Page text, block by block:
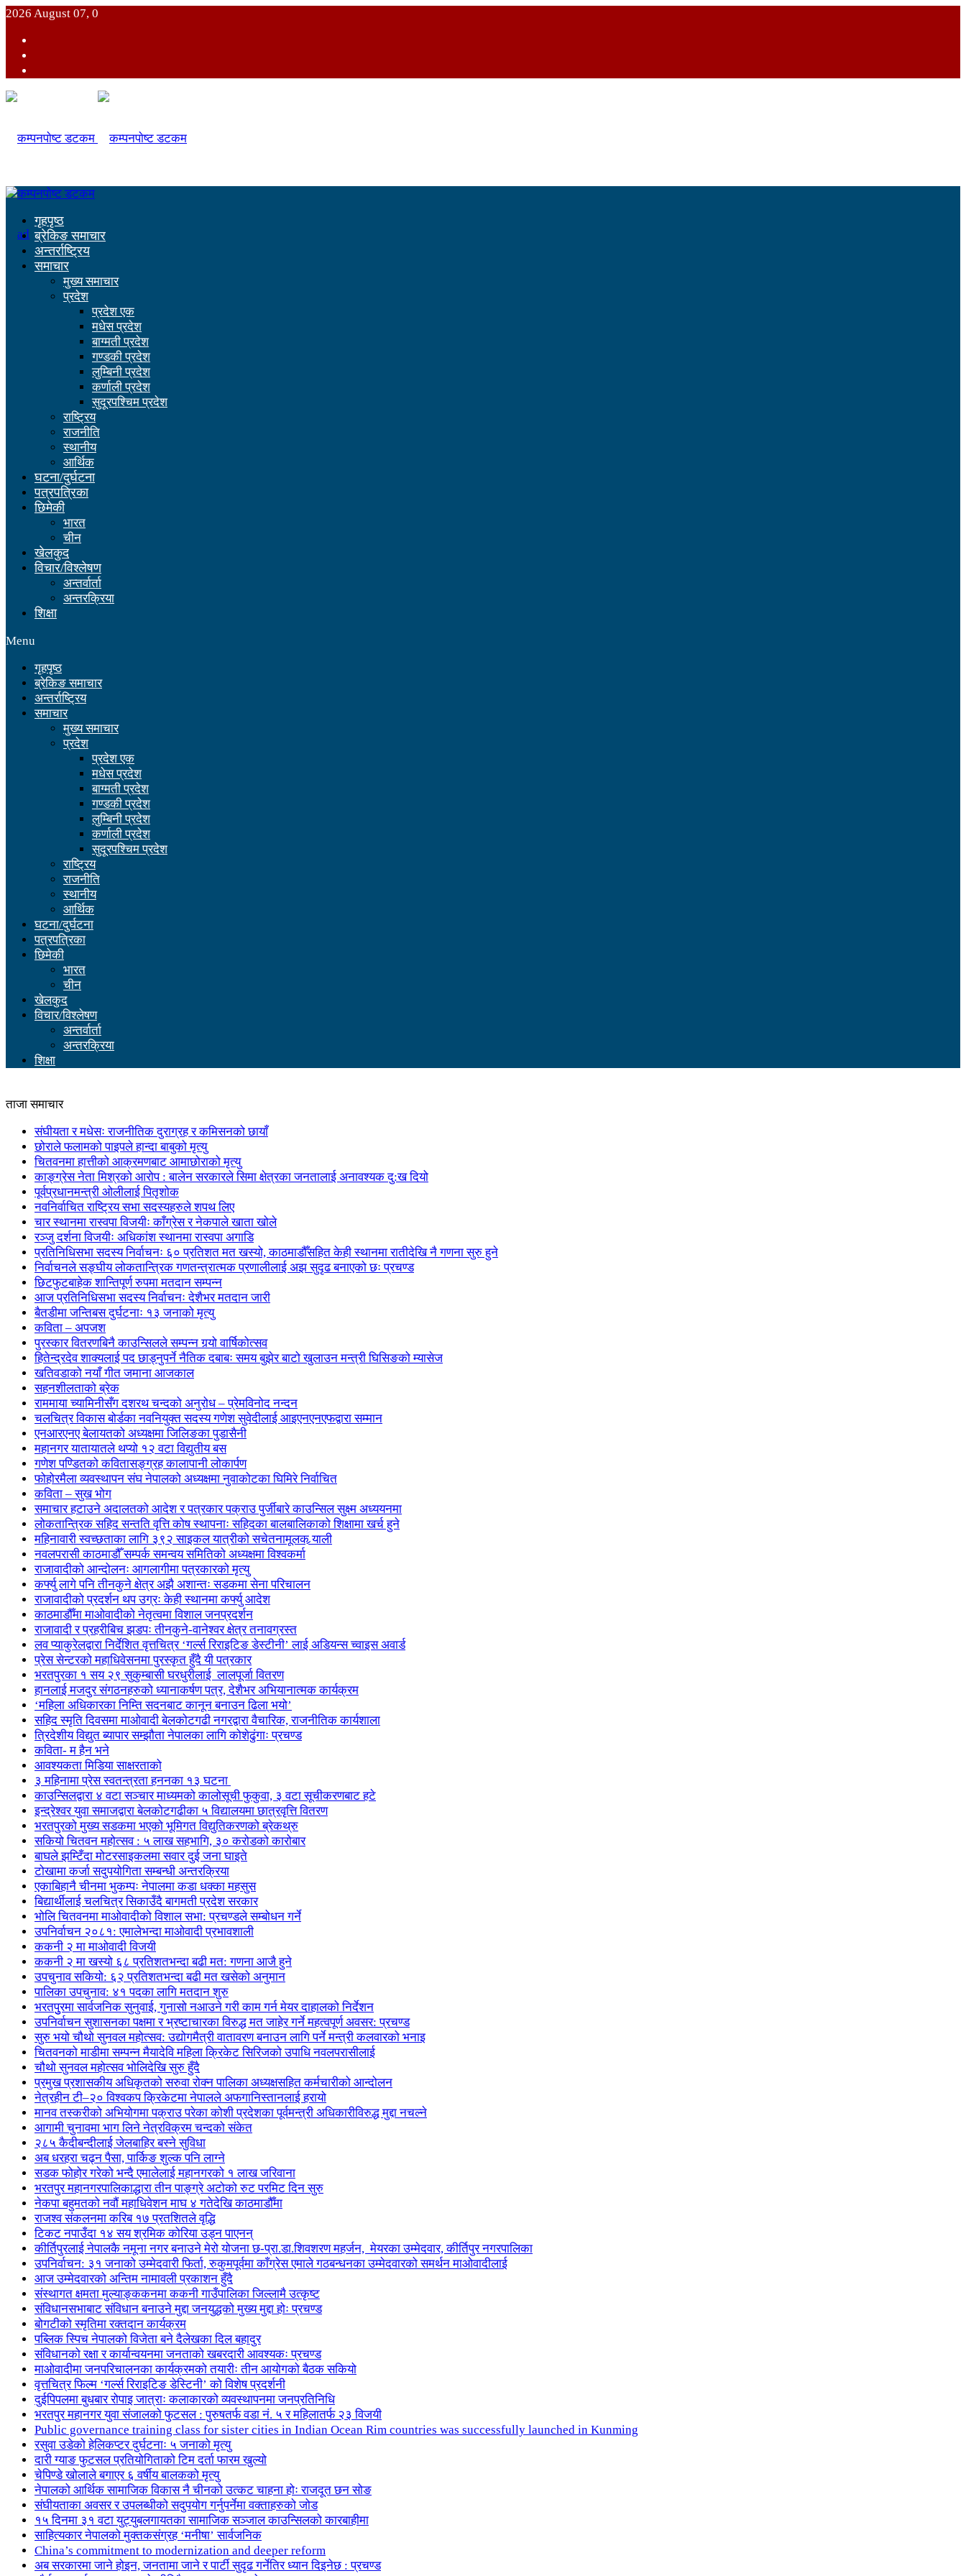
2026 August 07, 0
गृहपृष्ठ
ब्रेकिङ समाचार
अन्तर्राष्ट्रिय
समाचार
मुख्य समाचार
प्रदेश
प्रदेश एक
मधेस प्रदेश
बाग्मती प्रदेश
गण्डकी प्रदेश
लुम्बिनी प्रदेश
कर्णाली प्रदेश
सुदूरपश्चिम प्रदेश
राष्ट्रिय
राजनीति
स्थानीय
आर्थिक
घटना/दुर्घटना
पत्रपत्रिका
छिमेकी
भारत
चीन
खेलकुद
विचार/विश्लेषण
अन्तर्वार्ता
अन्तरक्रिया
शिक्षा
Menu
गृहपृष्ठ
ब्रेकिङ समाचार
अन्तर्राष्ट्रिय
समाचार
मुख्य समाचार
प्रदेश
प्रदेश एक
मधेस प्रदेश
बाग्मती प्रदेश
गण्डकी प्रदेश
लुम्बिनी प्रदेश
कर्णाली प्रदेश
सुदूरपश्चिम प्रदेश
राष्ट्रिय
राजनीति
स्थानीय
आर्थिक
घटना/दुर्घटना
पत्रपत्रिका
छिमेकी
भारत
चीन
खेलकुद
विचार/विश्लेषण
अन्तर्वार्ता
अन्तरक्रिया
शिक्षा
ताजा समाचार
संघीयता र मधेसः राजनीतिक दुराग्रह र कमिसनको छायाँ
छोराले फलामको पाइपले हान्दा बाबुको मृत्यु
चितवनमा हात्तीको आक्रमणबाट आमाछोराको मृत्यु
काङ्ग्रेस नेता मिश्रको आरोप : बालेन सरकारले सिमा क्षेत्रका जनतालाई अनावश्यक दु:ख दियो
पूर्वप्रधानमन्त्री ओलीलाई पितृशोक
नवनिर्वाचित राष्ट्रिय सभा सदस्यहरुले शपथ लिए
चार स्थानमा रास्वपा विजयीः काँग्रेस र नेकपाले खाता खोले
रञ्जु दर्शना विजयीः अधिकांश स्थानमा रास्वपा अगाडि
प्रतिनिधिसभा सदस्य निर्वाचनः ६० प्रतिशत मत खस्यो, काठमाडौँसहित केही स्थानमा रातीदेखि नै गणना सुरु हुने
निर्वाचनले सङ्घीय लोकतान्त्रिक गणतन्त्रात्मक प्रणालीलाई अझ सुदृढ बनाएको छः प्रचण्ड
छिटफुटबाहेक शान्तिपूर्ण रुपमा मतदान सम्पन्न
आज प्रतिनिधिसभा सदस्य निर्वाचनः देशैभर मतदान जारी
बैतडीमा जन्तिबस दुर्घटनाः १३ जनाको मृत्यु
कविता – अपजश
पुरस्कार वितरणबिनै काउन्सिलले सम्पन्न गर्‍यो वार्षिकोत्सव
हितेन्द्रदेव शाक्यलाई पद छाड्नुपर्ने नैतिक दबाबः समय बुझेर बाटो खुलाउन मन्त्री घिसिङको म्यासेज
खतिवडाको नयाँ गीत जमाना आजकाल
सहनशीलताको ब्रेक
राममाया च्यामिनीसँग दशरथ चन्दको अनुरोध – प्रेमविनोद नन्दन
चलचित्र विकास बोर्डका नवनियुक्त सदस्य गणेश सुवेदीलाई आइएनएनएफद्वारा सम्मान
एनआरएनए बेलायतको अध्यक्षमा जिलिङका पुडासैनी
महानगर यातायातले थप्यो १२ वटा विद्युतीय बस
गणेश पण्डितको कवितासङ्ग्रह कालापानी लोकार्पण
फोहोरमैला व्यवस्थापन संघ नेपालको अध्यक्षमा नुवाकोटका घिमिरे निर्वाचित
कविता – सुख भोग
समाचार हटाउने अदालतको आदेश र पत्रकार पक्राउ पुर्जीबारे काउन्सिल सुक्ष्म अध्ययनमा
लोकतान्त्रिक सहिद सन्तति वृत्ति कोष स्थापनाः सहिदका बालबालिकाको शिक्षामा खर्च हुने
महिनावारी स्वच्छताका लागि ३९२ साइकल यात्रीको सचेतनामूलक र्‍याली
नवलपरासी काठमाडौँ सम्पर्क समन्वय समितिको अध्यक्षमा विश्वकर्मा
राजावादीको आन्दोलनः आगलागीमा पत्रकारको मृत्यु
कर्फ्यु लागे पनि तीनकुने क्षेत्र अझै अशान्तः सडकमा सेना परिचालन
राजावादीको प्रदर्शन थप उग्रः केही स्थानमा कर्फ्यु आदेश
काठमाडौँमा माओवादीको नेतृत्वमा विशाल जनप्रदर्शन
राजावादी र प्रहरीबिच झडपः तीनकुने-वानेश्वर क्षेत्र तनावग्रस्त
लव प्याकुरेलद्वारा निर्देशित वृत्तचित्र ‘गर्ल्स रिराइटिङ डेस्टीनी’ लाई अडियन्स च्वाइस अवार्ड
प्रेस सेन्टरको महाधिवेसनमा पुरस्कृत हुँदै यी पत्रकार
भरतपुरका १ सय २९ सुकुम्बासी घरधुरीलाई लालपूर्जा वितरण
हानलाई मजदुर संगठनहरुको ध्यानाकर्षण पत्र, देशैभर अभियानात्मक कार्यक्रम
‘महिला अधिकारका निम्ति सदनबाट कानून बनाउन ढिला भयो’
सहिद स्मृति दिवसमा माओवादी बेलकोटगढी नगरद्वारा वैचारिक, राजनीतिक कार्यशाला
त्रिदेशीय विद्युत ब्यापार सम्झौता नेपालका लागि कोशेढुंगाः प्रचण्ड
कविता- म हैन भने
आवश्यकता मिडिया साक्षरताको
३ महिनामा प्रेस स्वतन्त्रता हननका १३ घटना
काउन्सिलद्वारा ४ वटा सञ्चार माध्यमको कालोसूची फुकुवा, ३ वटा सूचीकरणबाट हटे
इन्द्रेश्वर युवा समाजद्वारा बेलकोटगढीका ५ विद्यालयमा छात्रवृत्ति वितरण
भरतपुरको मुख्य सडकमा भएको भूमिगत विद्युतिकरणको ब्रेकथ्रु
सकियो चितवन महोत्सव : ५ लाख सहभागि, ३० करोडको कारोबार
बाघले झम्टिँदा मोटरसाइकलमा सवार दुई जना घाइते
टोखामा कर्जा सदुपयोगिता सम्बन्धी अन्तरक्रिया
एकाबिहानै चीनमा भुकम्पः नेपालमा कडा धक्का महसुस
बिद्यार्थीलाई चलचित्र सिकाउँदै बागमती प्रदेश सरकार
भोलि चितवनमा माओवादीको विशाल सभा: प्रचण्डले सम्बोधन गर्ने
उपनिर्वाचन २०८१: एमालेभन्दा माओवादी प्रभावशाली
ककनी २ मा माओवादी विजयी
ककनी २ मा खस्यो ६८ प्रतिशतभन्दा बढी मत: गणना आजै हुने
उपचुनाव सकियो: ६२ प्रतिशतभन्दा बढी मत खसेको अनुमान
पालिका उपचुनाव: ४१ पदका लागि मतदान शुरु
भरतपुुरमा सार्वजनिक सुनुवाई, गुनासो नआउने गरी काम गर्न मेयर दाहालको निर्देशन
उपनिर्वाचन सुशासनका पक्षमा र भ्रष्टाचारका विरुद्ध मत जाहेर गर्ने महत्वपूर्ण अवसर: प्रचण्ड
सुरु भयो चौथो सुनवल महोत्सव: उद्योगमैत्री वातावरण बनाउन लागि पर्ने मन्त्री कलवारको भनाइ
चितवनको माडीमा सम्पन्न मैयादेवि महिला क्रिकेट सिरिजको उपाधि नवलपरासीलाई
चौथो सुनवल महोत्सव भोलिदेखि सुरु हुँदै
प्रमुख प्रशासकीय अधिकृतको सरुवा रोक्न पालिका अध्यक्षसहित कर्मचारीको आन्दोलन
नेत्रहीन टी–२० विश्वकप क्रिकेटमा नेपालले अफगानिस्तानलाई हरायो
मानव तस्करीको अभियोगमा पक्राउ परेका कोशी प्रदेशका पूर्वमन्त्री अधिकारीविरुद्ध मुद्दा नचल्ने
आगामी चुनावमा भाग लिने नेत्रविक्रम चन्दको संकेत
२८५ कैदीबन्दीलाई जेलबाहिर बस्ने सुविधा
अब धरहरा चढ्न पैसा, पार्किङ शुल्क पनि लाग्ने
सडक फोहोर गरेको भन्दै एमालेलाई महानगरको १ लाख जरिवाना
भरतपुर महानगरपालिकाद्धारा तीन पाङ्ग्रे अटोको रुट परमिट दिन सुरु
नेकपा बहुमतको नवौं महाधिवेशन माघ ४ गतेदेखि काठमाडौँमा
राजश्व संकलनमा करिब १७ प्रतशितले वृद्धि
टिकट नपाउँदा १४ सय श्रमिक कोरिया उड्न पाएनन्
कीर्तिपुरलाई नेपालकै नमूना नगर बनाउने मेरो योजना छ-प्रा.डा.शिवशरण महर्जन, मेयरका उम्मेदवार, कीर्तिपुर नगरपालिका
उपनिर्वाचन: ३१ जनाको उम्मेदवारी फिर्ता, रुकुमपूर्वमा काँग्रेस एमाले गठबन्धनका उम्मेदवारको समर्थन माओवादीलाई
आज उम्मेदवारको अन्तिम नामावली प्रकाशन हुँदै
संस्थागत क्षमता मुल्याङ्ककनमा ककनी गाउँपालिका जिल्लामै उत्कृष्ट
संविधानसभाबाट संविधान बनाउने मुद्दा जनयुद्धको मुख्य मुद्दा होः प्रचण्ड
बोगटीको स्मृतिमा रक्तदान कार्यक्रम
पब्लिक स्पिच नेपालको विजेता बने दैलेखका दिल बहादुर
संविधानको रक्षा र कार्यान्वयनमा जनताको खबरदारी आवश्यकः प्रचण्ड
माओवादीमा जनपरिचालनका कार्यक्रमको तयारीः तीन आयोगको बैठक सकियो
वृत्तचित्र फिल्म ‘गर्ल्स रिराइटिङ डेस्टिनी’ को विशेष प्रदर्शनी
दुईपिपलमा बुधबार रोपाइ जात्राः कलाकारको व्यवस्थापनमा जनप्रतिनिधि
भरतपुर महानगर युवा संजालको फुटसल : पुरुषतर्फ वडा नं. ५ र महिलातर्फ २३ विजयी
Public governance training class for sister cities in Indian Ocean Rim countries was successfully launched in Kunming
रसुवा उडेको हेलिकप्टर दुर्घटनाः ५ जनाको मृत्यु
दारी ग्याङ फुटसल प्रतियोगिताको टिम दर्ता फारम खुल्यो
चेपिण्डे खोलाले बगाएर ६ वर्षीय बालकको मृत्यु
नेपालको आर्थिक सामाजिक विकास नै चीनको उत्कट चाहना होः राजदूत छन सोङ
संघीयताका अवसर र उपलब्धीको सदुपयोग गर्नुपर्नेमा वक्ताहरुको जोड
१५ दिनमा ३१ वटा युट्युबलगायतका सामाजिक सञ्जाल काउन्सिलको कारबाहीमा
साहित्यकार नेपालको मुक्तकसंग्रह ‘मनीषा’ सार्वजनिक
China’s commitment to modernization and deeper reform
अब सरकारमा जाने होइन, जनतामा जाने र पार्टी सुदृढ गर्नेतिर ध्यान दिइनेछ : प्रचण्ड